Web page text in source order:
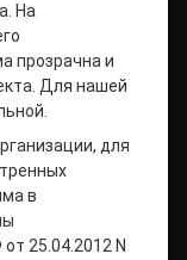
На
прозрачна и
Для нашей
для
в
25.04.2012 N